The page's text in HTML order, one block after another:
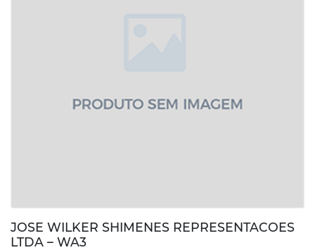
JOSE WILKER SHIMENES REPRESENTACOES
LTDA – WA3